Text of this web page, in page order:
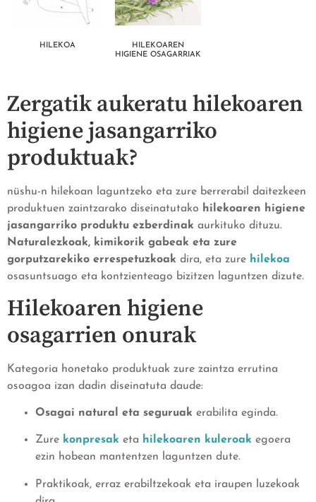
HILEKOA
HILEKOAREN
HIGIENE OSAGARRIAK
Zergatik aukeratu hilekoaren
higiene jasangarriko
produktuak?
nüshu-n hilekoan laguntzeko eta zure berrerabil daitezkeen
produktuen zaintzarako diseinatutako hilekoaren higiene
jasangarriko produktu ezberdinak aurkituko dituzu.
Naturalezkoak, kimikorik gabeak eta zure
gorputzarekiko errespetuzkoak dira, eta zure hilekoa
osasuntsuago eta kontzienteago bizitzen laguntzen dizute.
Hilekoaren higiene
osagarrien onurak
Kategoria honetako produktuak zure zaintza errutina
osoagoa izan dadin diseinatuta daude:
Osagai natural eta seguruak erabilita eginda.
Zure konpresak eta hilekoaren kuleroak egoera
ezin hobean mantentzen laguntzen dute.
Praktikoak, erraz erabiltzekoak eta iraupen luzekoak